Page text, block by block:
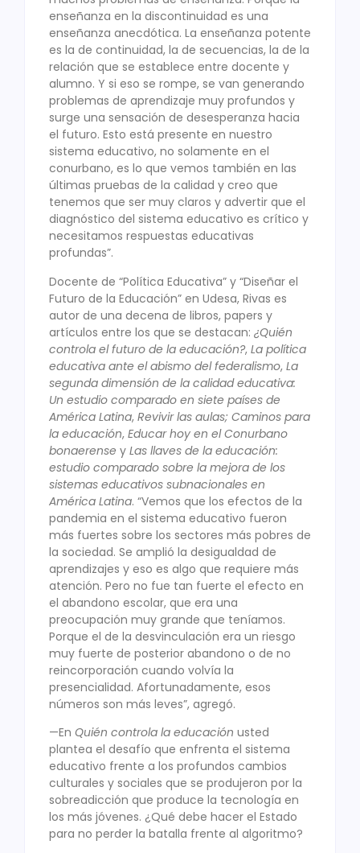
enseñanza en la discontinuidad es una
enseñanza anecdótica. La enseñanza potente
es la de continuidad, la de secuencias, la de la
relación que se establece entre docente y
alumno. Y si eso se rompe, se van generando
problemas de aprendizaje muy profundos y
surge una sensación de desesperanza hacia
el futuro. Esto está presente en nuestro
sistema educativo, no solamente en el
conurbano, es lo que vemos también en las
últimas pruebas de la calidad y creo que
tenemos que ser muy claros y advertir que el
diagnóstico del sistema educativo es crítico y
necesitamos respuestas educativas
profundas”.
Docente de “Política Educativa” y “Diseñar el
Futuro de la Educación” en Udesa, Rivas es
autor de una decena de libros, papers y
artículos entre los que se destacan: ¿Quién
controla el futuro de la educación?, La política
educativa ante el abismo del federalismo, La
segunda dimensión de la calidad educativa:
Un estudio comparado en siete países de
América Latina, Revivir las aulas; Caminos para
la educación, Educar hoy en el Conurbano
bonaerense y Las llaves de la educación:
estudio comparado sobre la mejora de los
sistemas educativos subnacionales en
América Latina. “Vemos que los efectos de la
pandemia en el sistema educativo fueron
más fuertes sobre los sectores más pobres de
la sociedad. Se amplió la desigualdad de
aprendizajes y eso es algo que requiere más
atención. Pero no fue tan fuerte el efecto en
el abandono escolar, que era una
preocupación muy grande que teníamos.
Porque el de la desvinculación era un riesgo
muy fuerte de posterior abandono o de no
reincorporación cuando volvía la
presencialidad. Afortunadamente, esos
números son más leves”, agregó.
—En Quién controla la educación usted
plantea el desafío que enfrenta el sistema
educativo frente a los profundos cambios
culturales y sociales que se produjeron por la
sobreadicción que produce la tecnología en
los más jóvenes. ¿Qué debe hacer el Estado
para no perder la batalla frente al algoritmo?